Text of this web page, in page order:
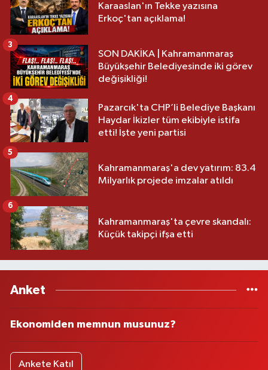
Karaaslan'ın Tekke yazısına
Erkoç'tan açıklama!
SON DAKİKA | Kahramanmaraş
Büyükşehir Belediyesinde iki görev
değişikliği!
3
Pazarcık'ta CHP’li Belediye Başkanı
Haydar İkizler tüm ekibiyle istifa
etti! İşte yeni partisi
4
Kahramanmaraş'a dev yatırım: 83.4
Milyarlık projede imzalar atıldı
5
Kahramanmaraş'ta çevre skandalı:
Küçük takipçi ifşa etti
6
Anket
Ekonomiden memnun musunuz?
Ankete Katıl